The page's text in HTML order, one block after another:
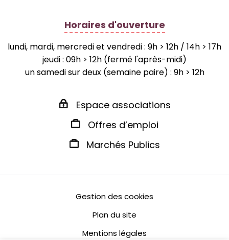
Horaires d'ouverture
lundi, mardi, mercredi et vendredi : 9h > 12h / 14h > 17h
jeudi : 09h > 12h (fermé l'après-midi)
un samedi sur deux (semaine paire) : 9h > 12h
Espace associations
Offres d’emploi
Marchés Publics
Gestion des cookies
Plan du site
Mentions légales